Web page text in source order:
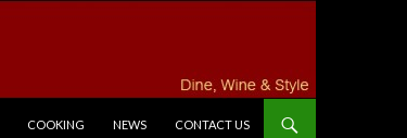
COOKING NEWS CONTACT US